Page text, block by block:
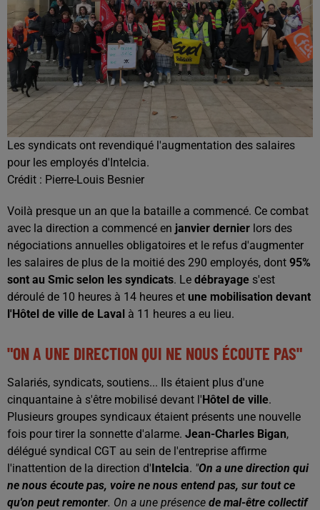
Les syndicats ont revendiqué l'augmentation des salaires
pour les employés d'Intelcia.
Crédit : Pierre-Louis Besnier
Voilà presque un an que la bataille a commencé. Ce combat
avec la direction a commencé en janvier dernier lors des
négociations annuelles obligatoires et le refus d'augmenter
les salaires de plus de la moitié des 290 employés, dont 95%
sont au Smic selon les syndicats. Le débrayage s'est
déroulé de 10 heures à 14 heures et une mobilisation devant
l'Hôtel de ville de Laval à 11 heures a eu lieu.
"ON A UNE DIRECTION QUI NE NOUS ÉCOUTE PAS"
Salariés, syndicats, soutiens... Ils étaient plus d'une
cinquantaine à s'être mobilisé devant l'Hôtel de ville.
Plusieurs groupes syndicaux étaient présents une nouvelle
fois pour tirer la sonnette d'alarme. Jean-Charles Bigan,
délégué syndical CGT au sein de l'entreprise affirme
l'inattention de la direction d'Intelcia. "On a une direction qui
ne nous écoute pas, voire ne nous entend pas, sur tout ce
qu'on peut remonter. On a une présence de mal-être collectif